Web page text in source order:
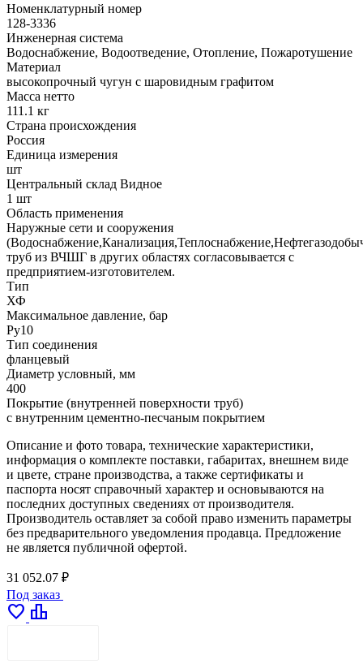
Номенклатурный номер
128-3336
Инженерная система
Водоснабжение, Водоотведение, Отопление, Пожаротушение
Материал
высокопрочный чугун с шаровидным графитом
Масса нетто
111.1 кг
Страна происхождения
Россия
Единица измерения
шт
Центральный склад Видное
1 шт
Область применения
Наружные сети и сооружения
труб из ВЧШГ в других областях согласовывается с
предприятием-изготовителем.
Тип
ХФ
Максимальное давление, бар
Ру10
Тип соединения
фланцевый
Диаметр условный, мм
400
Покрытие (внутренней поверхности труб)
с внутренним цементно-песчаным покрытием
Описание и фото товара, технические характеристики,
информация о комплекте поставки, габаритах, внешнем виде
и цвете, стране производства, а также сертификаты и
паспорта носят справочный характер и основываются на
последних доступных сведениях от производителя.
Производитель оставляет за собой право изменить параметры
без предварительного уведомления продавца. Предложение
не является публичной офертой.
31 052.07 ₽
Под заказ
favorite leaderboard